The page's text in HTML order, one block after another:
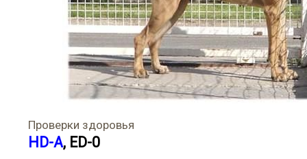
Проверки здоровья
HD-A, ED-0